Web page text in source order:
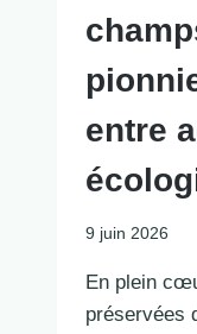
entre
9 juin 2026
En plein
préservées